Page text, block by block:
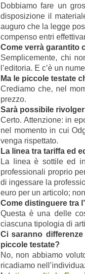
Dobbiamo fare un
disposizione il
auguro che la legge
compenso entri
Come verrà garantito
Semplicemente, chi
l’editoria. E c’è un
Ma le piccole testate
Crediamo che, nel
prezzo.
Sarà possibile
Certo. Attenzione: in
nel momento in cui
venga rispettato.
La linea tra tariffa ed
La linea è sottile ed
professionali proprio
di ingessare la
euro per un articolo;
Come distinguere tra
Questa è una delle
ciascuna tipologia di
Ci saranno
piccole testate?
No, non abbiamo
ricadiamo